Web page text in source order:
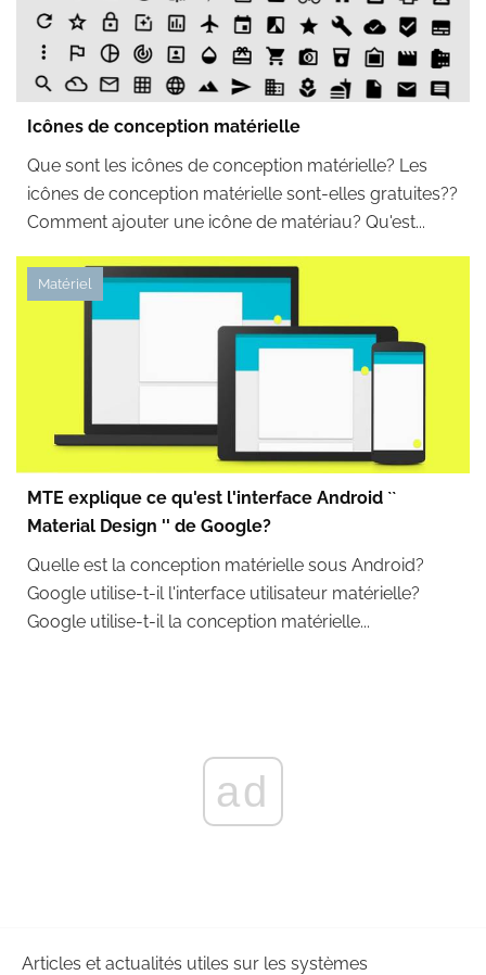
Icônes de conception matérielle
Que sont les icônes de conception matérielle? Les
icônes de conception matérielle sont-elles gratuites??
Comment ajouter une icône de matériau? Qu'est...
Matériel
MTE explique ce qu'est l'interface Android ``
Material Design '' de Google?
Quelle est la conception matérielle sous Android?
Google utilise-t-il l'interface utilisateur matérielle?
Google utilise-t-il la conception matérielle...
ad
Articles et actualités utiles sur les systèmes